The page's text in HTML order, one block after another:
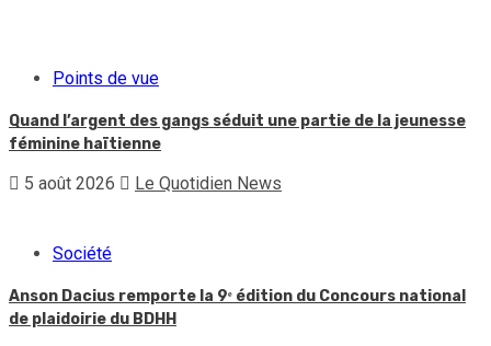
Points de vue
Quand l’argent des gangs séduit une partie de la jeunesse
féminine haïtienne
5 août 2026 Le Quotidien News
Société
Anson Dacius remporte la 9ᵉ édition du Concours national
de plaidoirie du BDHH